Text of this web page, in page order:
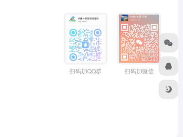
扫码加QQ群 扫码加微信